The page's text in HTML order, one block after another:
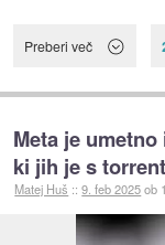
Preberi več
Meta je
ki jih je s
Matej Huš ::9. feb 2025ob